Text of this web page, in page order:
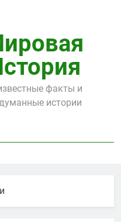
факты и
истории